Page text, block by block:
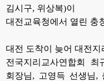
김시구, 위상복)이
대전교육청에서 열린 충
대전 도착이 늦어 대전
전국지리교사연합회 최
회장님, 고영득 선생님,